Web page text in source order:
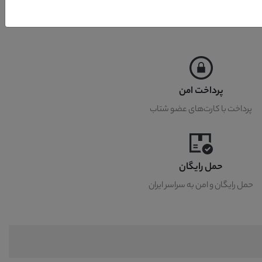
پرداخت امن
پرداخت با کارت‌های عضو شتاب
حمل رایگان
حمل رایگان و امن به سراسر ایران